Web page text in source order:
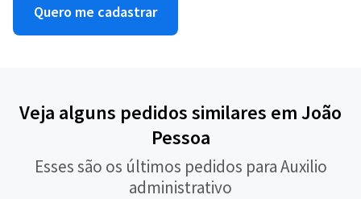
Quero me cadastrar
Veja alguns pedidos similares em João
Pessoa
Esses são os últimos pedidos para Auxilio
administrativo